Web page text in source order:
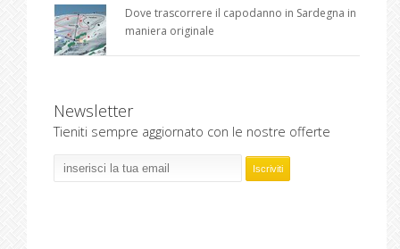
Dove trascorrere il capodanno in Sardegna in
maniera originale
Newsletter
Tieniti sempre aggiornato con le nostre offerte